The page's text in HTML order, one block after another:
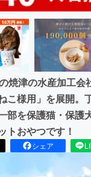
焼津の水産加工会
こ様用」を展開。
部を保護猫・保護
トおやつです！
シェア